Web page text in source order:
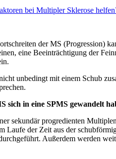
bei Multipler Sklerose
der MS (Progression)
eine Beeinträchtigung der
unbedingt mit einem Schub
sich in eine SPMS gewandelt
sekundär progredienten
Laufe der Zeit aus der
Außerdem werden